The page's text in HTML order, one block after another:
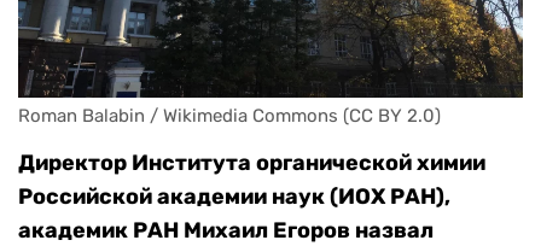
Roman Balabin / Wikimedia Commons (CC BY 2.0)
Директор Института органической химии
Российской академии наук (ИОХ РАН),
академик РАН Михаил Егоров назвал